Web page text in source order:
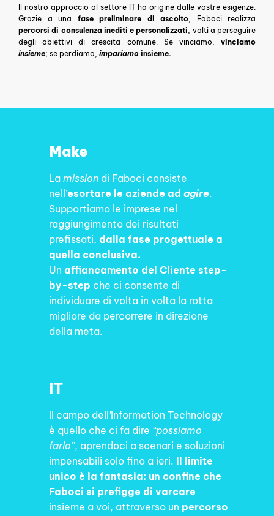
Il nostro approccio al settore IT ha origine dalle vostre esigenze.
Grazie a una fase preliminare di ascolto, Faboci realizza
percorsi di consulenza inediti e personalizzati, volti a perseguire
degli obiettivi di crescita comune. Se vinciamo, vinciamo
insieme; se perdiamo, impariamo insieme.
Make
La mission di Faboci consiste
nell’esortare le aziende ad agire.
Supportiamo le imprese nel
raggiungimento dei risultati
prefissati, dalla fase progettuale a
quella conclusiva.
Un affiancamento del Cliente step-
by-step che ci consente di
individuare di volta in volta la rotta
migliore da percorrere in direzione
della meta.
IT
Il campo dell ’Information Technology
è quello che ci fa dire “possiamo
farlo”, aprendoci a scenari e soluzioni
impensabili solo fino a ieri. Il limite
unico è la fantasia: un confine che
Faboci si prefigge di varcare
insieme a voi, attraverso un percorso